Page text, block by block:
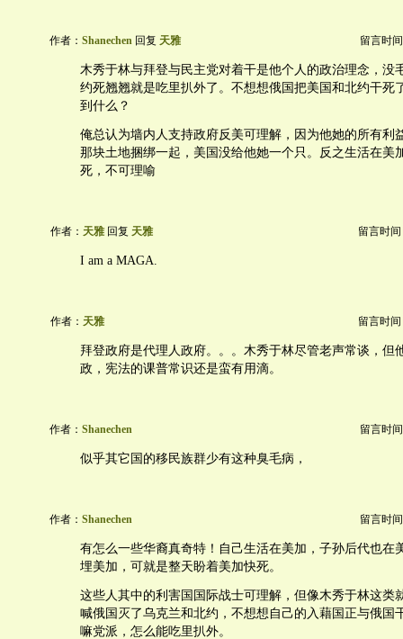
作者： Shanechen 回复 天雅 留言时
木秀于林与拜登与民主党对着干是他个人的政治理念，没
约死翘翘就是吃里扒外了。不想想俄国把美国和北约干死
到什么？
俺总认为墙内人支持政府反美可理解，因为他她的所有利
那块土地捆绑一起，美国没给他她一个只。反之生活在美
死，不可理喻
作者： 天雅 回复 天雅 留言时间
I am a MAGA.
作者： 天雅 留言时间
拜登政府是代理人政府。。。木秀于林尽管老声常谈，但
政，宪法的课普常识还是蛮有用滴。
作者： Shanechen 留言时
似乎其它国的移民族群少有这种臭毛病，
作者： Shanechen 留言时
有怎么一些华裔真奇特！自己生活在美加，子孙后代也在
埋美加，可就是整天盼着美加快死。
这些人其中的利害国国际战士可理解，但像木秀于林这类
喊俄国灭了乌克兰和北约，不想想自己的入藉国正与俄国
嘛党派，怎么能吃里扒外。